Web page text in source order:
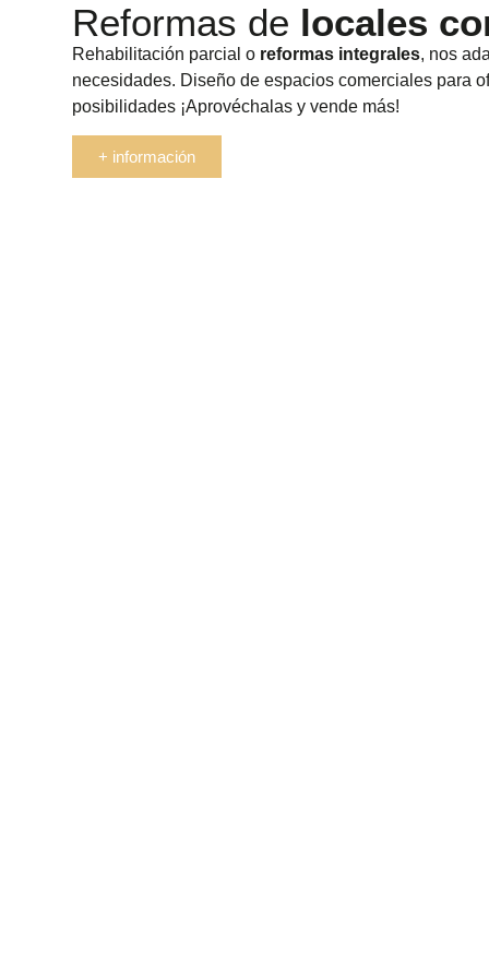
Reformas de locales
Rehabilitación parcial o reformas integrales, nos
necesidades. Diseño de espacios comerciales para
posibilidades ¡Aprovéchalas y vende más!
+ información